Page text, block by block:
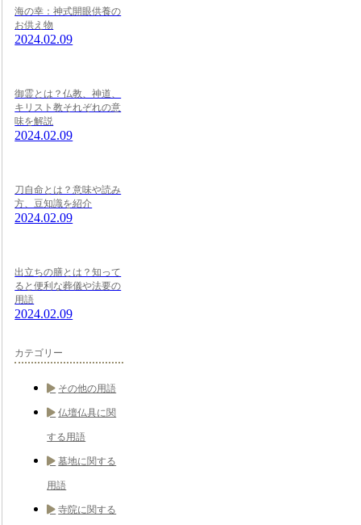
海の幸：神式開眼供養の
お供え物
2024.02.09
御霊とは？仏教、神道、
キリスト教それぞれの意
味を解説
2024.02.09
刀自命とは？意味や読み
方、豆知識を紹介
2024.02.09
出立ちの膳とは？知って
ると便利な葬儀や法要の
用語
2024.02.09
カテゴリー
その他の用語
仏壇仏具に関
する用語
墓地に関する
用語
寺院に関する